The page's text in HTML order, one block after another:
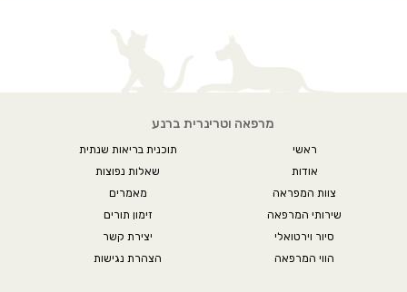
מרפאה וטרינרית ברנע
ראשי
אודות
צוות המפראה
שירותי המרפאה
סיור וירטואלי
הווי המרפאה
תוכנית בריאות שנתית
שאלות נפוצות
מאמרים
זימון תורים
יצירת קשר
הצהרת נגישות